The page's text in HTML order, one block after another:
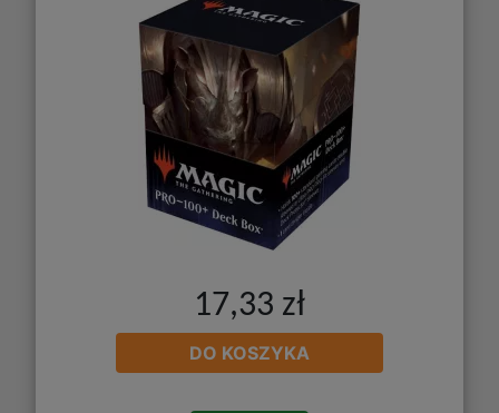
17,33 zł
DO KOSZYKA